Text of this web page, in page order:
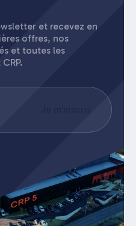
et recevez en
offres, nos
et toutes les